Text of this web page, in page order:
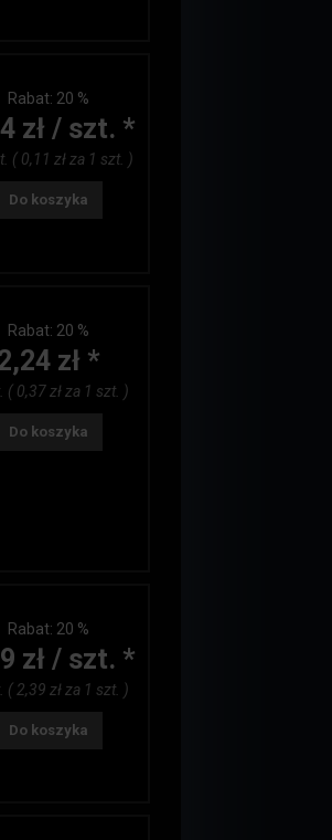
Rabat: 20 %
zł / szt. *
( 0,11 zł za 1 szt. )
Do koszyka
Rabat: 20 %
zł *
( 0,37 zł za 1 szt. )
Do koszyka
Rabat: 20 %
zł / szt. *
( 2,39 zł za 1 szt. )
Do koszyka